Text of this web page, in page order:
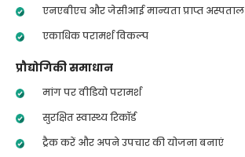
एनएबीएच और जेसीआई मान्यता प्राप्त अस्पताल
एकाधिक परामर्श विकल्प
प्रौद्योगिकी समाधान
मांग पर वीडियो परामर्श
सुरक्षित स्वास्थ्य रिकॉर्ड
ट्रैक करें और अपने उपचार की योजना बनाएं